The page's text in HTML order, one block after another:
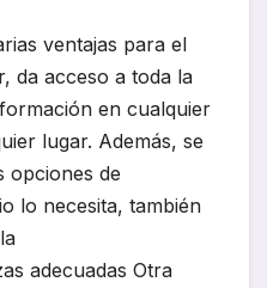
ventajas para el
da acceso a toda la
en cualquier
lugar. Además, se
opciones de
lo necesita, también
adecuadas Otra